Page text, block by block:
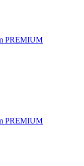
PREMIUM
PREMIUM